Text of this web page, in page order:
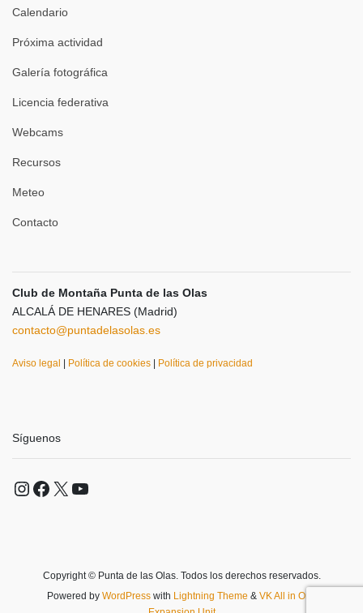
Calendario
Próxima actividad
Galería fotográfica
Licencia federativa
Webcams
Recursos
Meteo
Contacto
Club de Montaña Punta de las Olas
ALCALÁ DE HENARES (Madrid)
contacto@puntadelasolas.es
Aviso legal Política de cookies Política de privacidad
Síguenos
Instagram
Facebook
X YouTube
Copyright © Punta de las Olas. Todos los derechos reservados.
Powered by WordPresswith Lightning Theme & VK All in One